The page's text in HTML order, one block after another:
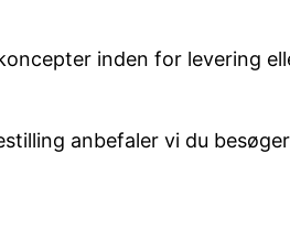
inden for levering
anbefaler vi du